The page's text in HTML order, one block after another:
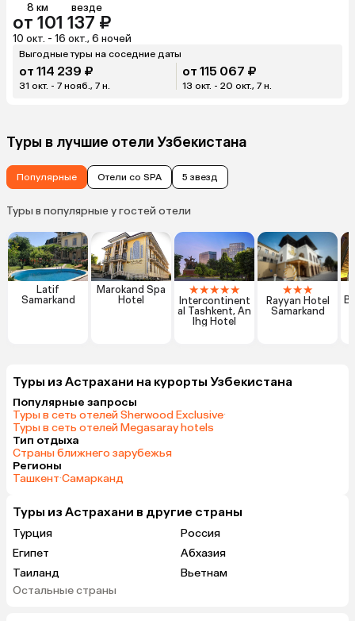
8 км везде
от 101 137 ₽
10 окт. - 16 окт., 6 ночей
Выгодные туры на соседние даты
от 114 239 ₽
31 окт. - 7 нояб., 7 н.
от 115 067 ₽
13 окт. - 20 окт., 7 н.
Туры в лучшие отели Узбекистана
Популярные Отели со SPA 5 звезд
Туры в популярные у гостей отели
Latif
Samarkand
Marokand Spa
Hotel
★★★★★
Intercontinent
al Tashkent, An
Ihg Hotel
★★★
Rayyan Hotel
Samarkand
Туры из Астрахани на курорты Узбекистана
Популярные запросы
Туры в сеть отелей Sherwood Exclusive·
Туры в сеть отелей Megasaray hotels
Тип отдыха
Страны ближнего зарубежья
Регионы
Ташкент·Самарканд
Туры из Астрахани в другие страны
Турция
Россия
Египет
Абхазия
Таиланд
Вьетнам
ОАЭ
Остальные страны